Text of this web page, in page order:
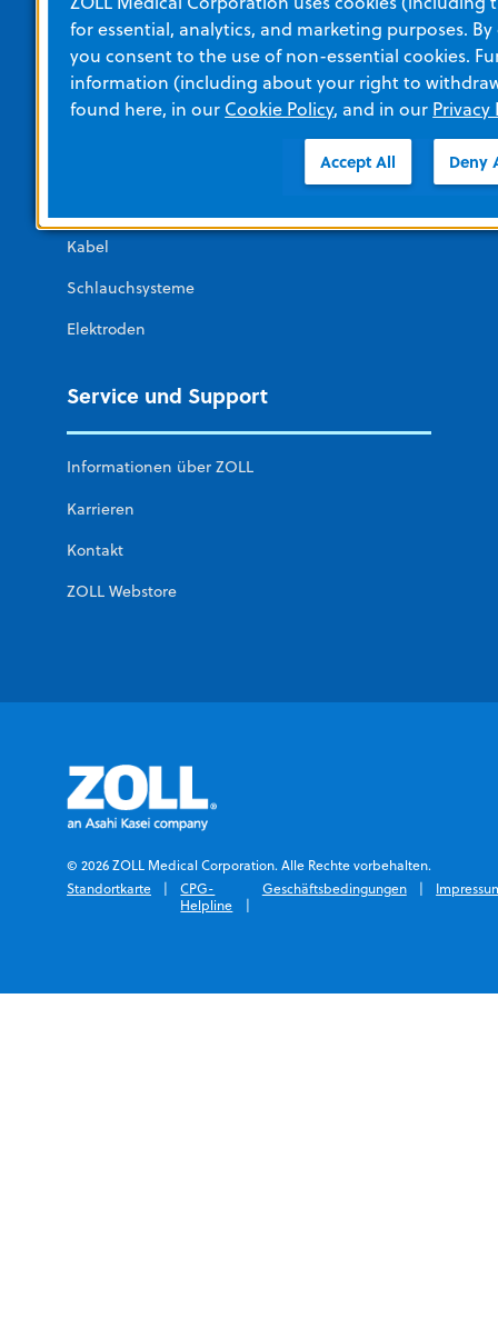
Software für Sanitätsdienste des Militärs
Software für die Nicht-Akutversorgung
Öffentlich zugängliche Software
Kabel
Schlauchsysteme
Elektroden
Service und Support
Informationen über ZOLL
Karrieren
Kontakt
ZOLL Webstore
© 2026 ZOLL Medical Corporation. Alle Rechte vorbehalten.
Standortkarte
CPG-
Helpline
Geschäftsbedingungen
for essential, analytics, and marketing purposes. By
you consent to the use of non-essential cookies.
information (including about your right to
found here, in our Cookie Policy, and in our Privacy
Accept All Deny